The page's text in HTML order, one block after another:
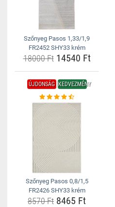
Szőnyeg Pasos 1,33/1,9
FR2452 SHY33 krém
18000 Ft14540 Ft
ÚJDONSÁG KEDVEZMÉNY
Szőnyeg Pasos 0,8/1,5
FR2426 SHY33 krém
8570 Ft 8465 Ft